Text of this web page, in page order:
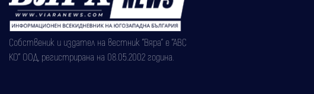
Собственик и издател на вестник "Вяра" е "АВС
КО" ООД, регистрирана на 08.05.2002 година.